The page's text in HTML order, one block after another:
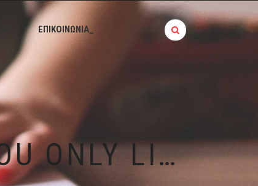
ΕΠΙΚΟΙΝΩΝΙΑ_
ΘΕΡΜΊΔΕΣ VS ΆΣΚΗΣΗ (Y.O.L.O YOU ONLY LIVE ONCE ΑΛΛΆ «ΚΟΣΤΊΖΕΙ» ΑΚΡΙΒΆ)